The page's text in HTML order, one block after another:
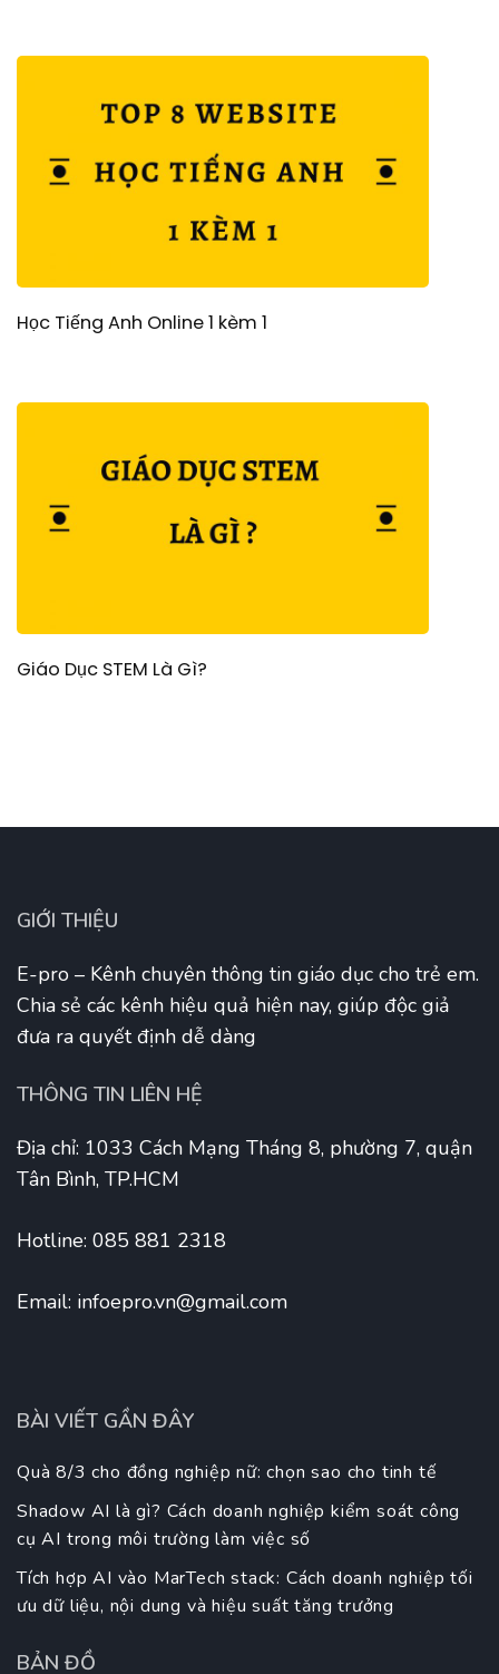
Học Tiếng Anh Online 1 kèm 1
Giáo Dục STEM Là Gì?
GIỚI THIỆU
E-pro – Kênh chuyên thông tin giáo dục cho trẻ em.
Chia sẻ các kênh hiệu quả hiện nay, giúp độc giả
đưa ra quyết định dễ dàng
THÔNG TIN LIÊN HỆ
Địa chỉ: 1033 Cách Mạng Tháng 8, phường 7, quận
Tân Bình, TP.HCM
Hotline: 085 881 2318
Email: infoepro.vn@gmail.com
BÀI VIẾT GẦN ĐÂY
Quà 8/3 cho đồng nghiệp nữ: chọn sao cho tinh tế
Shadow AI là gì? Cách doanh nghiệp kiểm soát công
cụ AI trong môi trường làm việc số
Tích hợp AI vào MarTech stack: Cách doanh nghiệp tối
ưu dữ liệu, nội dung và hiệu suất tăng trưởng
BẢN ĐỒ